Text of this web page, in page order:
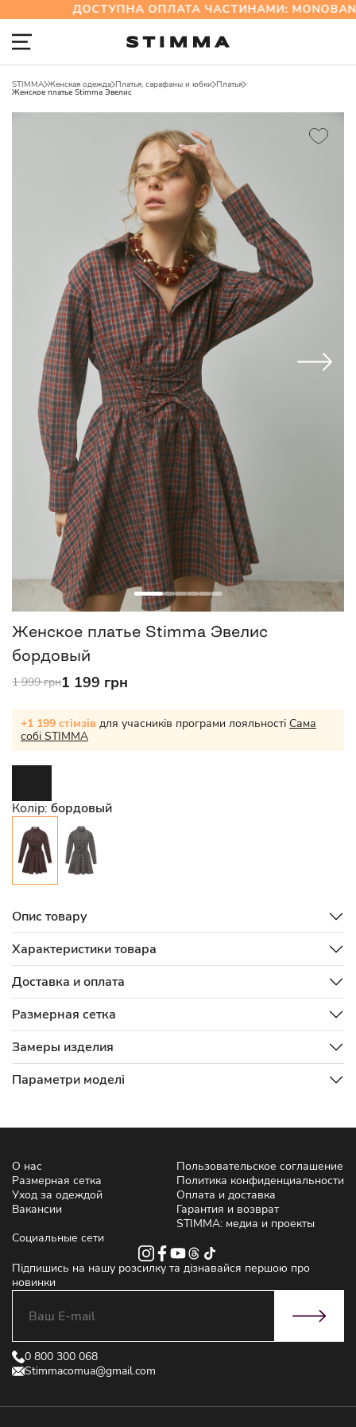
ДОСТУПНА ОПЛАТА ЧАСТИНАМИ:
STIMMA Женская одежда Платья, сарафаны и юбки Платья
Женское платье Stimma Эвелис
Женское платье Stimma Эвелис
бордовый
1 999 грн1 199 грн
+1 199 стімзів для учасників програми лояльності Сама
собі STIMMA
Колір: бордовый
Опис товару
Характеристики товара
Доставка и оплата
Размерная сетка
Замеры изделия
Параметри моделі
О нас
Размерная сетка
Уход за одеждой
Вакансии
Пользовательское соглашение
Политика конфиденциальности
Оплата и доставка
Гарантия и возврат
STIMMA: медиа и проекты
Социальные сети
Підпишись на нашу розсилку та дізнавайся першою про
новинки
0 800 300 068
Stimmacomua@gmail.com